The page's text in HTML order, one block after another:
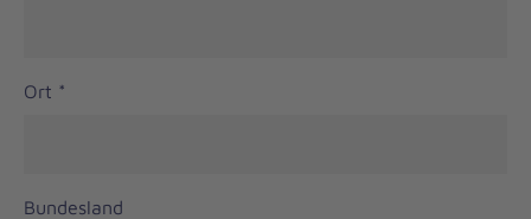
Ort *
Bundesland